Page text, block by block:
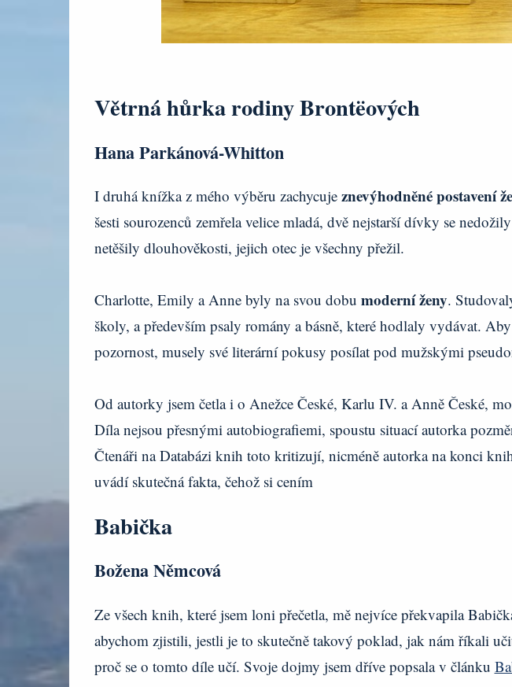
Větrná hůrka rodiny Brontëových
Hana Parkánová-Whitton
I druhá knížka z mého výběru zachycuje znevýhodněné postavení
šesti sourozenců zemřela velice mladá, dvě nejstarší dívky se
netěšily dlouhověkosti, jejich otec je všechny přežil.
Charlotte, Emily a Anne byly na svou dobu moderní ženy.
školy, a především psaly romány a básně, které hodlaly vydávat.
pozornost, musely své literární pokusy posílat pod mužskými
Od autorky jsem četla i o Anežce České, Karlu IV. a Anně České,
Díla nejsou přesnými autobiografiemi, spoustu situací autorka
Čtenáři na Databázi knih toto kritizují, nicméně autorka na konci
uvádí skutečná fakta, čehož si cením
Babička
Božena Němcová
Ze všech knih, které jsem loni přečetla, mě nejvíce překvapila
abychom zjistili, jestli je to skutečně takový poklad, jak nám říkali
proč se o tomto díle učí. Svoje dojmy jsem dříve popsala v článku